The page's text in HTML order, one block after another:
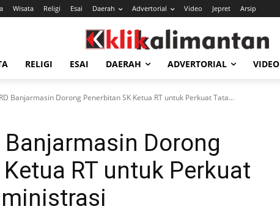
Wisata Religi Esai Daerah Advertorial Video Jepret Arsip
RELIGI ESAI DAERAH ADVERTORIAL VIDEO
Banjarmasin Dorong Penerbitan SK Ketua RT untuk Perkuat Tata...
Banjarmasin Dorong
RT untuk Perkuat